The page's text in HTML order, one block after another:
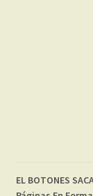
EL BOTONES